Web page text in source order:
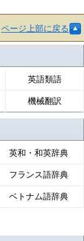
ページ上部に戻る
英語類語
機械翻訳
英和・和英辞典
フランス語辞典
ベトナム語辞典